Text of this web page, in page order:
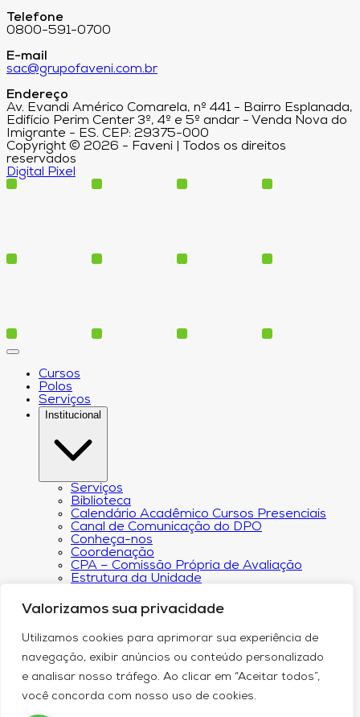
Valorizamos sua privacidade
Utilizamos cookies para aprimorar sua experiência de
navegação, exibir anúncios ou conteúdo personalizado
e analisar nosso tráfego. Ao clicar em “Aceitar todos”,
você concorda com nosso uso de cookies.
Telefone
0800-591-0700
E-mail
sac@grupofaveni.com.br
Endereço
Av. Evandi Américo Comarela, nº 441 - Bairro Esplanada,
Edifício Perim Center 3º, 4º e 5º andar - Venda Nova do
Imigrante - ES. CEP: 29375-000
Copyright © 2026 - Faveni | Todos os direitos
reservados
Digital Pixel
Cursos
Polos
Serviços
Institucional
Serviços
Biblioteca
Calendário Acadêmico Cursos Presenciais
Canal de Comunicação do DPO
Conheça-nos
Coordenação
CPA – Comissão Própria de Avaliação
Estrutura da Unidade
Programa de Iniciação Científica
Núcleo de Apoio Psicopedagógico
Regimento
Responsabilidade Social
Núcleo de Atendimento ao Egresso
Plano de Desenvolvimento Institucional (PDI))
Revista Científica Intelleto
Transparência Financeira e Resultados do